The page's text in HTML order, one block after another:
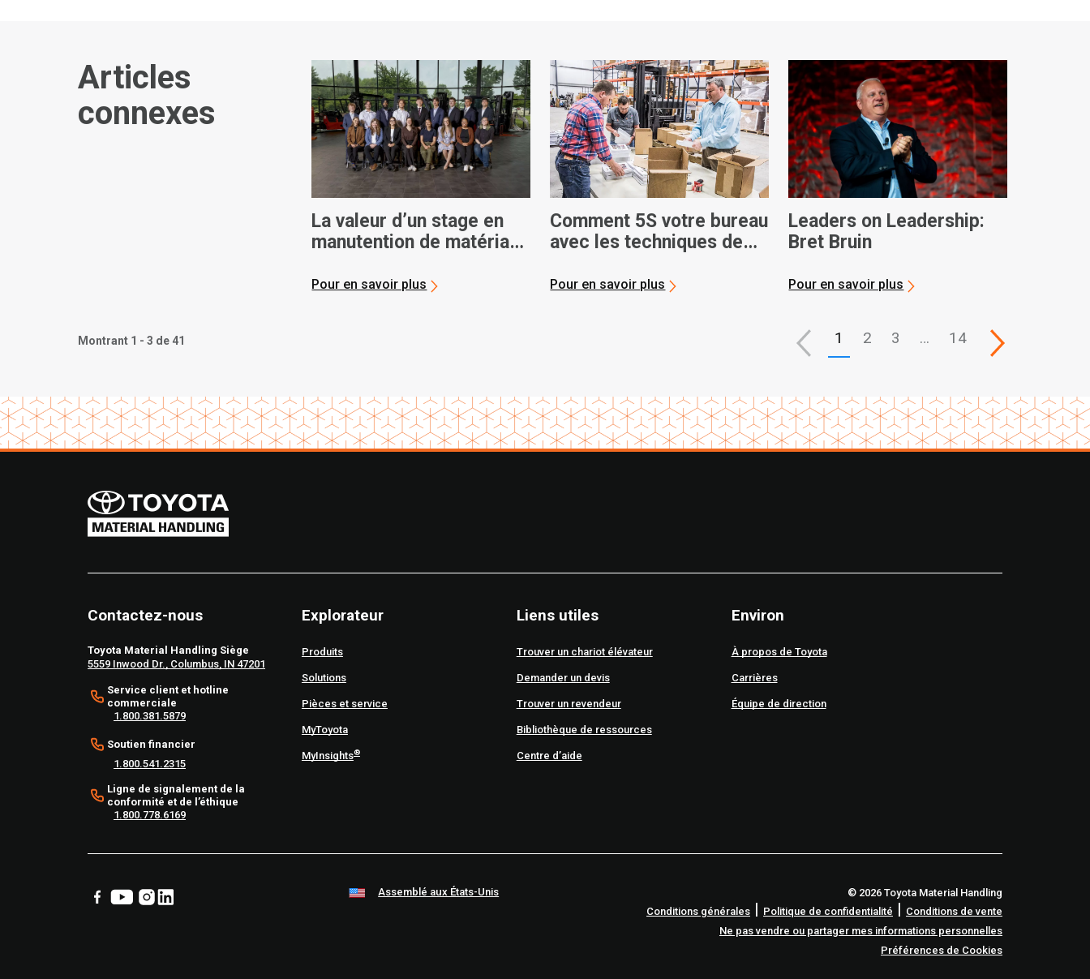
Articles
connexes
La valeur d’un stage en
manutention de matériaux
Pour en savoir plus
Comment 5S votre bureau
avec les techniques de
Pour en savoir plus
Leaders on Leadership:
Bret Bruin
Pour en savoir plus
Montrant 1 - 3 de 41 1 2 3 … 14
Contactez-nous
Toyota Material Handling Siège
5559 Inwood Dr., Columbus, IN 47201
Service client et hotline
commerciale
1.800.381.5879
Soutien financier
1.800.541.2315
Ligne de signalement de la
conformité et de l’éthique
1.800.778.6169
Explorateur
Produits
Solutions
Pièces et service
MyToyota
MyInsights®
Liens utiles
Trouver un chariot élévateur
Demander un devis
Trouver un revendeur
Bibliothèque de ressources
Centre d’aide
Environ
À propos de Toyota
Carrières
Équipe de direction
Assemblé aux États-Unis
© 2026 Toyota Material Handling
Conditions générales | Politique de confidentialité | Conditions de vente
Ne pas vendre ou partager mes informations personnelles
Préférences de Cookies